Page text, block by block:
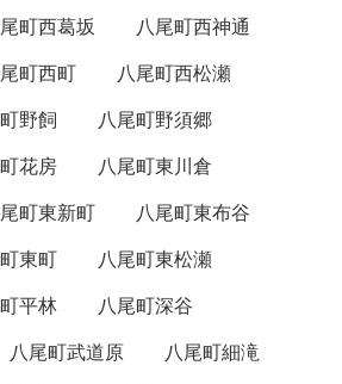
町西葛坂
八尾町西神通
町西町
八尾町西松瀬
野飼
八尾町野須郷
花房
八尾町東川倉
町東新町
八尾町東布谷
東町
八尾町東松瀬
平林
八尾町深谷
八尾町武道原
八尾町細滝